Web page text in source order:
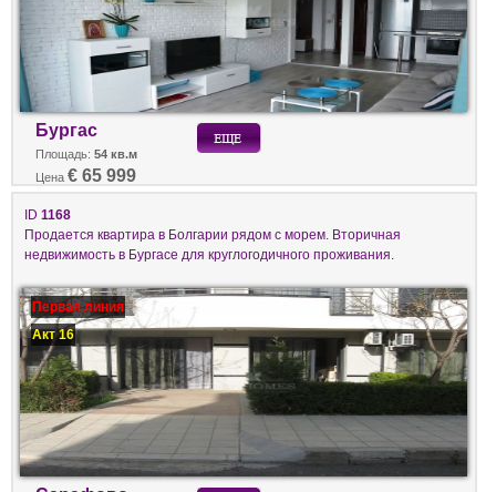
Бургас
Площадь: 54 кв.м
Цена € 65 999
ID 1168
Продается квартира в Болгарии рядом с морем. Вторичная
недвижимость в Бургасе для круглогодичного проживания.
Первая линия
Акт 16